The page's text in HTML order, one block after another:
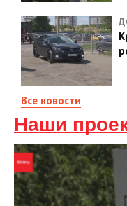
Все новости
Наши